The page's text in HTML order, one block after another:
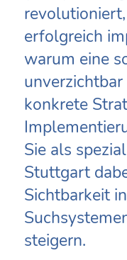
erfolgreich
warum eine
konkrete
Sie als
Stuttgart
Sichtbarkeit
steigern.